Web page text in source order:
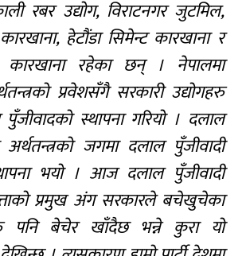
रबर उद्योग, विराटनगर जुटमिल,
हेटौंडा सिमेन्ट कारखाना र
रहेका छन् । नेपालमा
प्रवेशसँगै सरकारी उद्योगहरु
स्थापना गरियो । दलाल
जगमा दलाल पुँजीवादी
भयो । आज दलाल पुँजीवादी
प्रमुख अंग सरकारले बचेखुचेका
पनि बेचेर खाँदैछ भन्ने कुरा यो